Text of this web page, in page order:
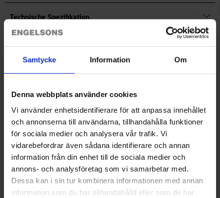
Samtycke Information Om
Denna webbplats använder cookies
Vi använder enhetsidentifierare för att anpassa innehållet
och annonserna till användarna, tillhandahålla funktioner
för sociala medier och analysera vår trafik. Vi
vidarebefordrar även sådana identifierare och annan
information från din enhet till de sociala medier och
annons- och analysföretag som vi samarbetar med.
Dessa kan i sin tur kombinera informationen med annan
information som du har tillhandahållit eller som de har
Technische Spezifikation
Bewertungen
Sie benötigen vielleicht auch